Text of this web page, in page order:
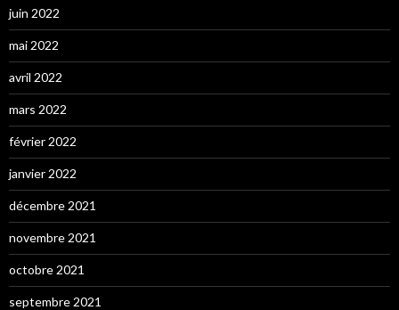
juin 2022
mai 2022
avril 2022
mars 2022
février 2022
janvier 2022
décembre 2021
novembre 2021
octobre 2021
septembre 2021